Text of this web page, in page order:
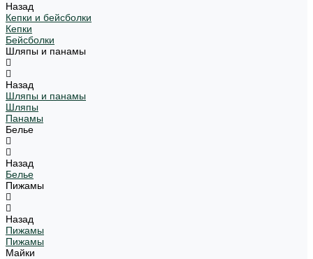
Назад
Кепки и бейсболки
Кепки
Бейсболки
Шляпы и панамы
Назад
Шляпы и панамы
Шляпы
Панамы
Белье
Назад
Белье
Пижамы
Назад
Пижамы
Пижамы
Майки